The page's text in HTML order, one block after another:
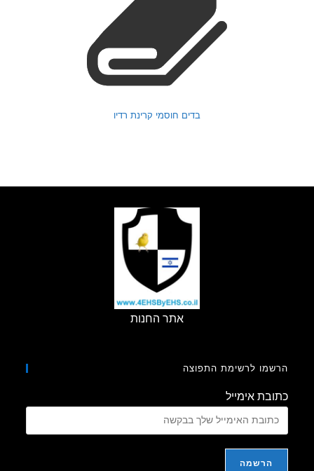
בדים חוסמי קרינת רדיו
אתר החנות
לרשימת התפוצה
אימייל